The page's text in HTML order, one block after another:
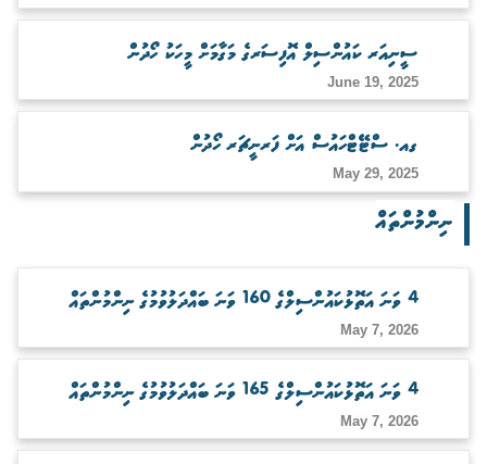
ސީނިއަރ ކައުންސިލް އޮފިސަރގެ މަގާމަށް މީހަކު ހޯދުން
June 19, 2025
ގއ. ސްޓޭޓްހައުސް އަށް ފަރނީޗަރ ހޯދުން
May 29, 2025
ނިންމުންތައް
4 ވަނަ އަތޮޅުކައުންސިލްގެ 160 ވަނަ ބައްދަލުވުމުގެ ނިންމުންތައް
May 7, 2026
4 ވަނަ އަތޮޅުކައުންސިލްގެ 165 ވަނަ ބައްދަލުވުމުގެ ނިންމުންތައް
May 7, 2026